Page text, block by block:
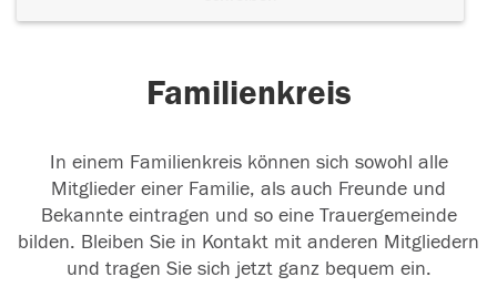
Familienkreis
In einem Familienkreis können sich sowohl alle
Mitglieder einer Familie, als auch Freunde und
Bekannte eintragen und so eine Trauergemeinde
bilden. Bleiben Sie in Kontakt mit anderen Mitgliedern
und tragen Sie sich jetzt ganz bequem ein.